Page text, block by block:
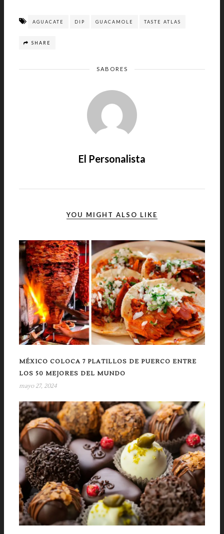
AGUACATE DIP GUACAMOLE TASTE ATLAS
SHARE
SABORES
El Personalista
YOU MIGHT ALSO LIKE
MÉXICO COLOCA 7 PLATILLOS DE PUERCO ENTRE
LOS 50 MEJORES DEL MUNDO
mayo 27, 2024